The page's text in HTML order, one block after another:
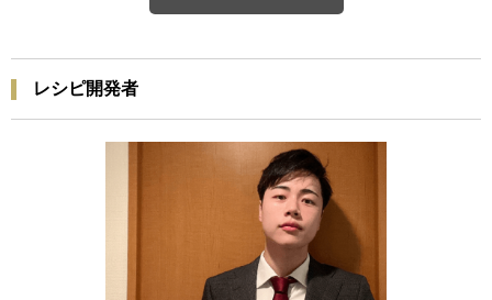
レシピ開発者